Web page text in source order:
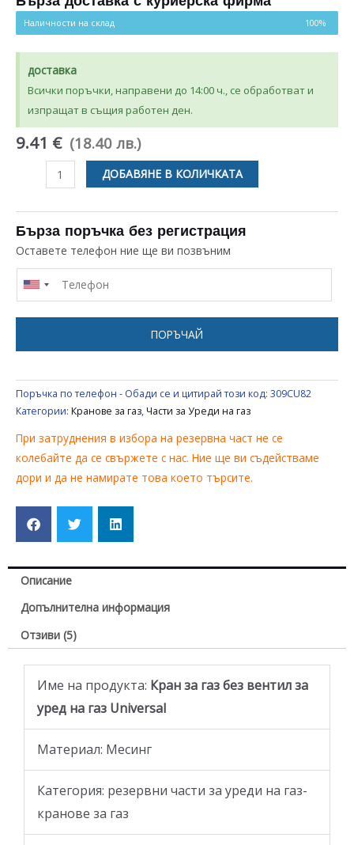
оценки
Наличности на склад 100%
доставка
Всички поръчки, направени до 14:00 ч., се обработват и
изпращат в същия работен ден.
9.41 € (18.40 лв.)
количество
ГАЗОВ
КРАН
БЕЗ
ВЕНТИЛ
ЗА
ГАЗ
ДОБАВЯНЕ В КОЛИЧКАТА
Бърза поръчка без регистрация
Оставете телефон ние ще ви позвъним
ПОРЪЧАЙ
Поръчка по телефон - Обади се и цитирай този код: 309CU82
Категории: Кранове за газ,Части за Уреди на газ
При затруднения в избора на резервна част не се
колебайте да се свържете с нас. Ние ще ви съдействаме
дори и да не намирате това което търсите.
Описание
Допълнителна информация
Отзиви (5)
Име на продукта: Кран за газ без вентил за
уред на газ Universal
Материал: Месинг
Категория: резервни части за уреди на газ-
кранове за газ